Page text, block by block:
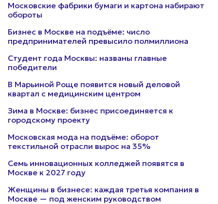
Московские фабрики бумаги и картона набирают
обороты
Бизнес в Москве на подъёме: число
предпринимателей превысило полмиллиона
Студент года Москвы: названы главные
победители
В Марьиной Роще появится новый деловой
квартал с медицинским центром
Зима в Москве: бизнес присоединяется к
городскому проекту
Московская мода на подъёме: оборот
текстильной отрасли вырос на 35%
Семь инновационных колледжей появятся в
Москве к 2027 году
Женщины в бизнесе: каждая третья компания в
Москве — под женским руководством